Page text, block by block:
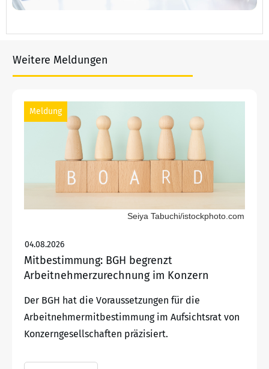
Weitere Meldungen
Meldung
Seiya Tabuchi/istockphoto.com
04.08.2026
Mitbestimmung: BGH begrenzt
Arbeitnehmerzurechnung im Konzern
Der BGH hat die Voraussetzungen für die
Arbeitnehmermitbestimmung im Aufsichtsrat von
Konzerngesellschaften präzisiert.